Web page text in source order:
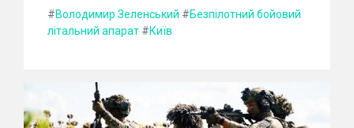
#Володимир Зеленський #Безпілотний бойовий
літальний апарат #Київ